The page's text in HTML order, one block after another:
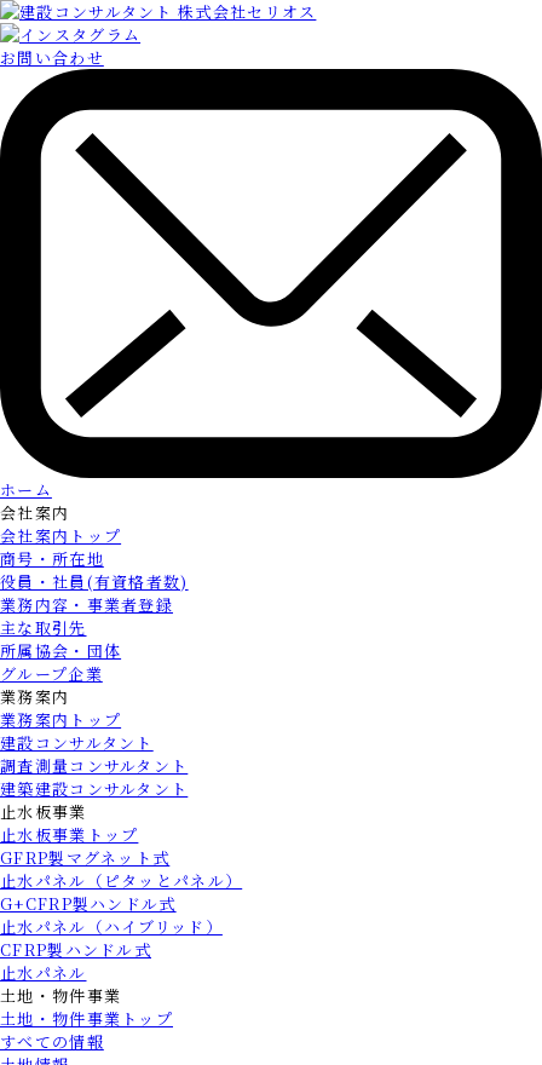
お問い合わせ
ホーム
会社案内
会社案内トップ
商号・所在地
役員・社員(有資格者数)
業務内容・事業者登録
主な取引先
所属協会・団体
グループ企業
業務案内
業務案内トップ
建設コンサルタント
調査測量コンサルタント
建築建設コンサルタント
止水板事業
止水板事業トップ
GFRP製マグネット式
止水パネル（ピタッとパネル）
G+CFRP製ハンドル式
止水パネル（ハイブリッド）
CFRP製ハンドル式
止水パネル
土地・物件事業
土地・物件事業トップ
すべての情報